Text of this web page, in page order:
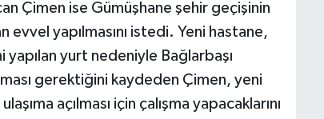
Çimen ise Gümüşhane şehir geçişinin
yapılmasını istedi. Yeni hastane,
yapılan yurt nedeniyle Bağlarbaşı
gerektiğini kaydeden Çimen, yeni
açılması için çalışma yapacaklarını